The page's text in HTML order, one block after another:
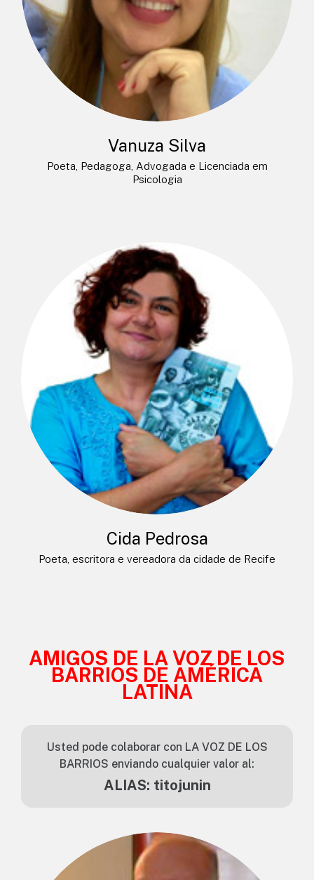
Vanuza Silva
Poeta, Pedagoga, Advogada e Licenciada em
Psicologia
Cida Pedrosa
Poeta, escritora e vereadora da cidade de Recife
AMIGOS DE LA VOZ DE LOS
BARRIOS DE AMÉRICA
LATINA
Usted pode colaborar con LA VOZ DE LOS
BARRIOS enviando cualquier valor al:
ALIAS: titojunin